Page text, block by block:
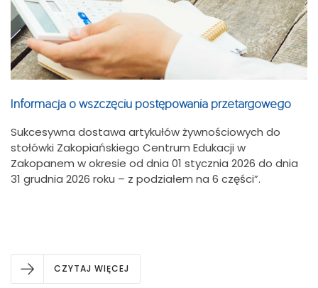
Informacja o wszczęciu postępowania przetargowego
Sukcesywna dostawa artykułów żywnościowych do
stołówki Zakopiańskiego Centrum Edukacji w
Zakopanem w okresie od dnia 01 stycznia 2026 do dnia
31 grudnia 2026 roku – z podziałem na 6 części”.
CZYTAJ WIĘCEJ